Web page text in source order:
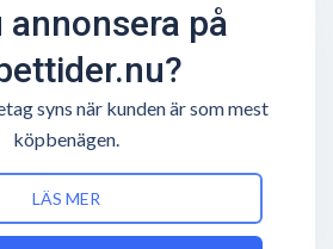
annonsera på
syns när kunden är som mest
köpbenägen.
LÄS MER